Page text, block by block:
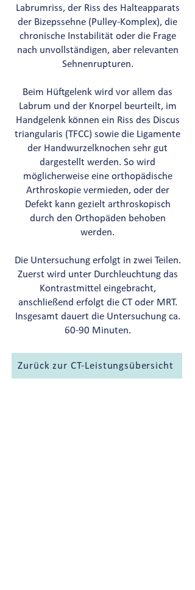
Labrumriss, der Riss des Halteapparats
der Bizepssehne (Pulley-Komplex), die
chronische Instabilität oder die Frage
nach unvollständigen, aber relevanten
Sehnenrupturen.
Beim Hüftgelenk wird vor allem das
Labrum und der Knorpel beurteilt, im
Handgelenk können ein Riss des Discus
triangularis (TFCC) sowie die Ligamente
der Handwurzelknochen sehr gut
dargestellt werden. So wird
möglicherweise eine orthopädische
Arthroskopie vermieden, oder der
Defekt kann gezielt arthroskopisch
durch den Orthopäden behoben
werden.
Die Untersuchung erfolgt in zwei Teilen.
Zuerst wird unter Durchleuchtung das
Kontrastmittel eingebracht,
anschließend erfolgt die CT oder MRT.
Insgesamt dauert die Untersuchung ca.
60-90 Minuten.
Zurück zur CT-Leistungsübersicht